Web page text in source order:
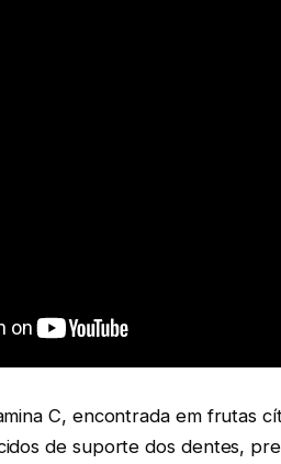
C, encontrada em frutas
de suporte dos dentes,